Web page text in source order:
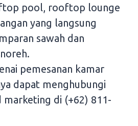
pool, rooftop lounge
yang langsung
sawah dan
pemesanan kamar
dapat menghubungi
marketing di (+62) 811-